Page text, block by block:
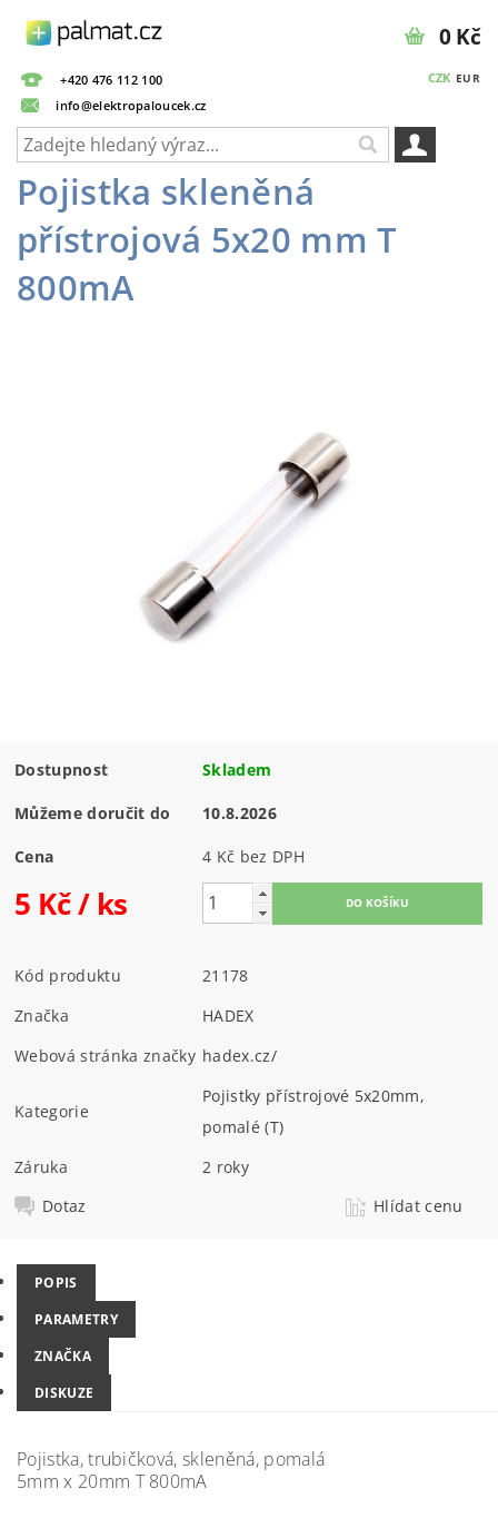
+420 476 112 100
info@elektropaloucek.cz
CZK EUR
0 Kč
Pojistka skleněná
přístrojová 5x20 mm T
800mA
Dostupnost Skladem
Můžeme doručit do 10.8.2026
Cena 4 Kč bez DPH
5 Kč/ ks
Kód produktu
21178
Značka
HADEX
Webová stránka značky hadex.cz/
Kategorie
Pojistky přístrojové 5x20mm,
pomalé (T)
Záruka
2 roky
Dotaz
Hlídat cenu
POPIS
PARAMETRY
ZNAČKA
DISKUZE
Pojistka, trubičková, skleněná, pomalá
5mm x 20mm T 800mA